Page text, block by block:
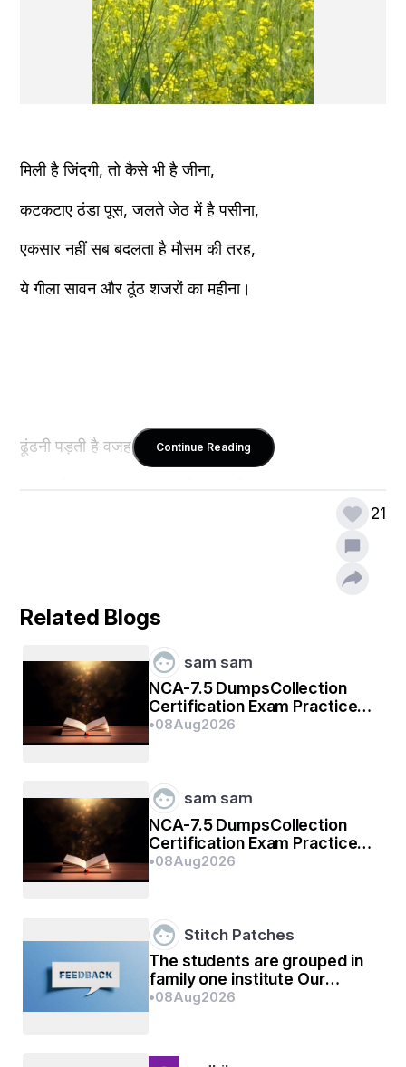
ये गीला सावन और ठूंठ शजरों का महीना।
ढूंढनी पड़ती है वजह, क्यूं है जीना,
कल पी थी बातें बहुत, फिर पड़ेगा आज पीना।
गाजियाबाद
स्वरचित
Continue Reading
21
Related Blogs
sam sam
NCA-7.5 DumpsCollection
Certification Exam Practice
Questions
•08Aug2026
sam sam
NCA-7.5 DumpsCollection
Certification Exam Practice
Questions
•08Aug2026
Stitch Patches
The students are grouped in
family one institute Our
Experience with JAK Global
•08Aug2026